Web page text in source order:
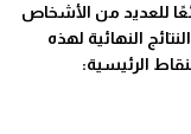
للعديد من الأشخاص
النهائية لهذه
الرئيسية: